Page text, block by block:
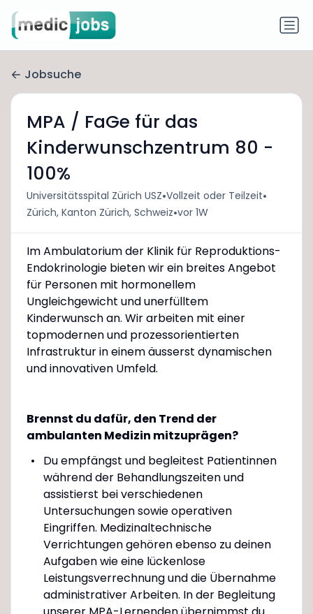
Jobsuche
MPA / FaGe für das
Kinderwunschzentrum 80 -
100%
Universitätsspital Zürich USZ•Vollzeit oder Teilzeit•
Zürich, Kanton Zürich, Schweiz•vor 1W
Im Ambulatorium der Klinik für Reproduktions-
Endokrinologie bieten wir ein breites Angebot
für Personen mit hormonellem
Ungleichgewicht und unerfülltem
Kinderwunsch an. Wir arbeiten mit einer
topmodernen und prozessorientierten
Infrastruktur in einem äusserst dynamischen
und innovativen Umfeld.
Brennst du dafür, den Trend der
ambulanten Medizin mitzuprägen?
Du empfängst und begleitest Patientinnen
während der Behandlungszeiten und
assistierst bei verschiedenen
Untersuchungen sowie operativen
Eingriffen. Medizinaltechnische
Verrichtungen gehören ebenso zu deinen
Aufgaben wie eine lückenlose
Leistungsverrechnung und die Übernahme
administrativer Arbeiten. In der Begleitung